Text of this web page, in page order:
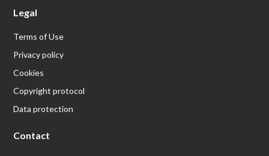
Legal
Terms of Use
Privacy policy
Cookies
Copyright protocol
Data protection
Contact